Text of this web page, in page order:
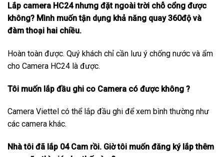
Lắp camera HC24 nhưng đặt ngoài trời chỗ cổng được
không? Mình muốn tận dụng khả năng quay 360độ và
đàm thoại hai chiều.
Hoàn toàn được. Quý khách chỉ cần lưu ý chống nước và ẩm
cho Camera HC24 là được.
Tôi muốn lắp đầu ghi co Camera có được không ?
Camera Viettel có thể lắp đầu ghi để xem bình thường như
các camera khác.
Nhà tôi đã lắp 04 Cam rồi. Giờ tôi muốn đăng ký lắp thêm